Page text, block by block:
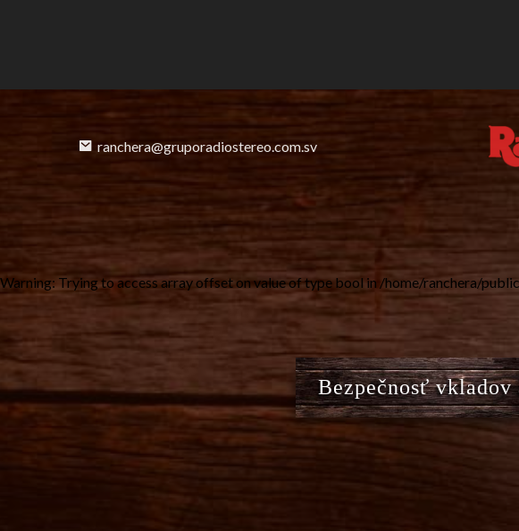
ranchera@gruporadiostereo.com.sv
Warning: Trying to access array offset on value of type bool in /home/ranchera/
Bezpečnosť vkladov